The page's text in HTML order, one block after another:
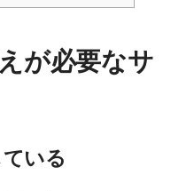
が必要なサ
いる